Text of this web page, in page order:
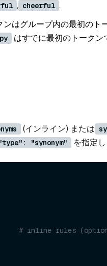
, cheerful .
はグループ内の最初のト
はすでに最初のトークン
(インライン) または
"synonym" を指定し
# inline rules